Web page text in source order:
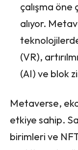
çalışma öne
alıyor.
(VR),
(AI) ve blok
Metaverse,
etkiye sahip.
birimleri ve